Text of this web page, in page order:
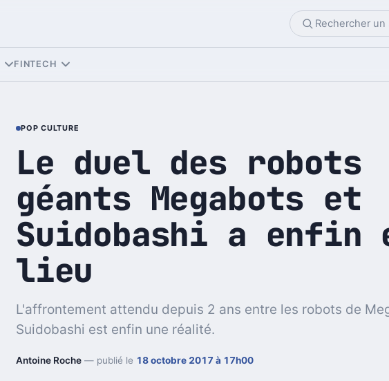
FINTECH
POP CULTURE
Le duel des robots
géants Megabots et
Suidobashi a enfin
lieu
L'affrontement attendu depuis 2 ans entre les robots de
Suidobashi est enfin une réalité.
Antoine Roche — publié le 18 octobre 2017 à 17h00